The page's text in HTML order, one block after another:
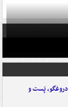
دروغگو، پَست‌ و